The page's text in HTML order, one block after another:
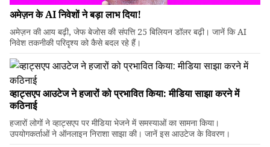
अमेज़न के AI निवेशों ने बड़ा लाभ दिया!
अमेज़न की आय बढ़ी, जेफ बेजोस की संपत्ति 25 बिलियन डॉलर बढ़ी। जानें कि AI
निवेश तकनीकी परिदृश्य को कैसे बदल रहे हैं।
व्हाट्सएप आउटेज ने हजारों को प्रभावित किया: मीडिया साझा करने में
कठिनाई
हजारों लोगों ने व्हाट्सएप पर मीडिया भेजने में समस्याओं का सामना किया।
उपयोगकर्ताओं ने ऑनलाइन निराशा साझा की। जानें इस आउटेज के विवरण।